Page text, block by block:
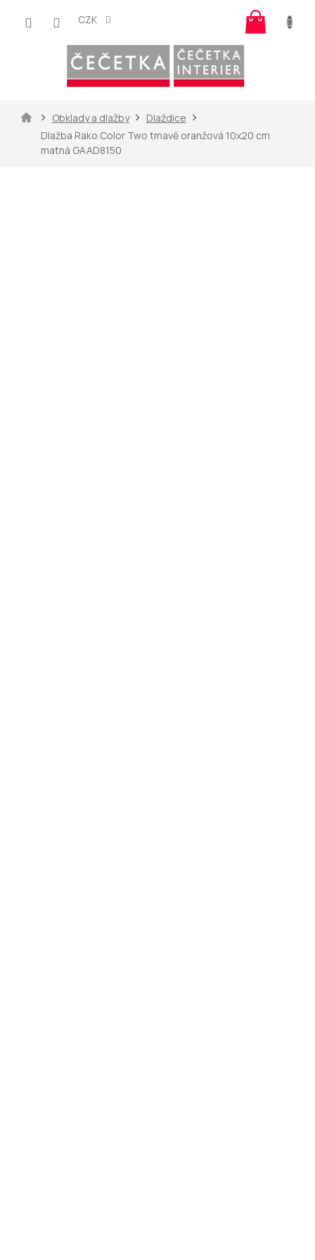
CZK
košík
DomůObklady a dlažby
Dlaždice
Dlažba Rako Color Two tmavě oranžová 10x20 cm
matná GAAD8150